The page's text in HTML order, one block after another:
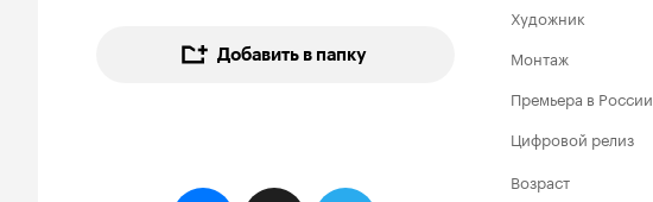
Добавить в папку
Художник
Монтаж
Премьера в России
Цифровой релиз
Возраст